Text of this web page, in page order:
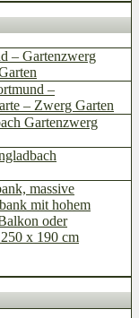
– Gartenzwerg
–
– Zwerg Garten
Gartenzwerg
massive
mit hohem
oder
x 190 cm